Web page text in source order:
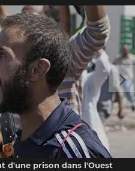
d'une prison dans l'Ouest